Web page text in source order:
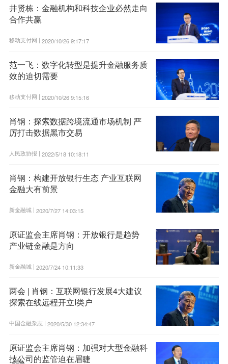
井贤栋：金融机构和科技企业必然走向
合作共赢
移动支付网 | 2020/10/26 9:17:17
范一飞：数字化转型是提升金融服务质
效的迫切需要
移动支付网 | 2020/10/26 9:15:16
肖钢：探索数据跨境流通市场机制 严
厉打击数据黑市交易
人民政协报 | 2022/5/18 10:18:11
肖钢：构建开放银行生态 产业互联网
金融大有前景
新金融城 | 2020/7/27 14:03:15
原证监会主席肖钢：开放银行是趋势
产业链金融是方向
新金融城 | 2020/7/24 10:11:33
两会 | 肖钢：互联网银行发展4大建议
探索在线远程开立I类户
中国金融杂志 | 2020/5/30 12:34:47
原证监会主席肖钢：加强对大型金融科
技公司的监管迫在眉睫